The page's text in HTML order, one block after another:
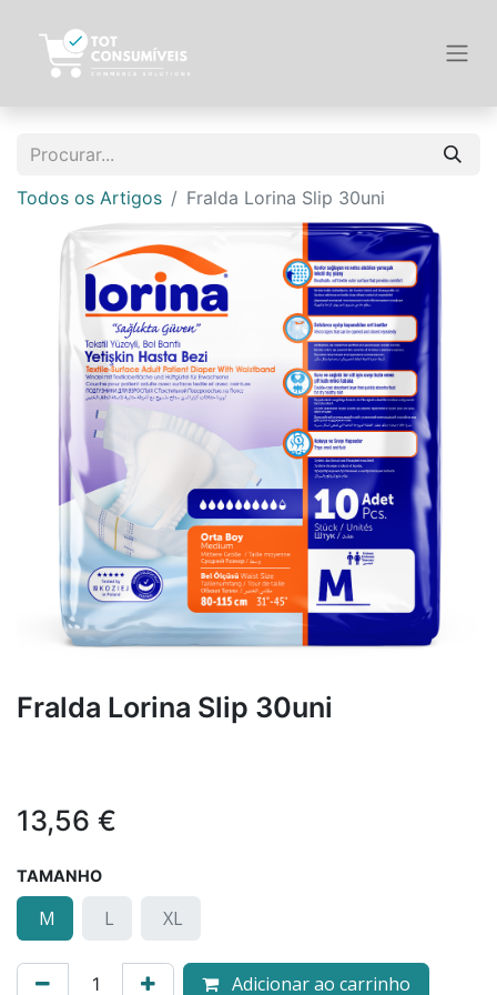
Todos os Artigos Fralda Lorina Slip 30uni
Fralda Lorina Slip 30uni
13,56 €
TAMANHO
M L XL
Adicionar ao carrinho